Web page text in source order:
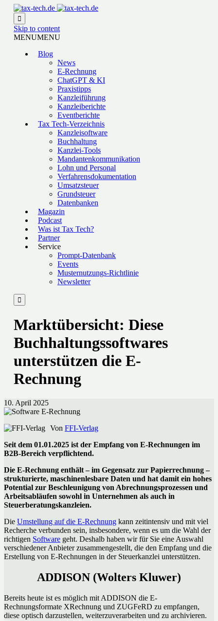

Skip to content
MENUMENU
Blog
News
E-Rechnung
ChatGPT & KI
Praxistipps
Kanzleiführung
Kanzleiberichte
Eventberichte
Tax Tech-Verzeichnis
Kanzleisoftware
Buchhaltung
Kanzlei-Tools
Mandantenkommunikation
Lohn und Personal
Verfahrensdokumentation
Umsatzsteuer
Grundsteuer
Datenbanken
Magazin
Podcast
Was ist Tax Tech?
Partner
Service
Prompt-Datenbank
Events
Musternutzungs-Richtlinie
Newsletter

Marktübersicht: Diese
Buchhaltungssoftwares
unterstützen die E-
Rechnung
10. April 2025
Von FFI-Verlag
Seit dem 01.01.2025 ist der Empfang von E-Rechnungen im
B2B-Bereich verpflichtend.
Die E-Rechnung enthält – im Gegensatz zur Papierrechnung –
strukturierte, maschinenlesbare Daten und hat damit ein hohes
Potential zur Beschleunigung von Abrechnungsprozessen und
Arbeitsabläufen sowohl in Unternehmen als auch in
Steuerberatungskanzleien.
Die Umstellung auf die E-Rechnung kann zeitintensiv und mit viel
Recherche verbunden sein, insbesondere, wenn es um die Wahl der
richtigen Software geht. Deshalb haben wir für Sie eine Auswahl
verschiedener Anbieter zusammengestellt, die den Empfang und die
Erstellung von E-Rechnungen in der Steuerkanzlei unterstützen.
ADDISON (Wolters Kluwer)
Bereits heute ist es möglich mit ADDISON die E-
Rechnungsformate XRechnung und ZUGFeRD zu empfangen,
diese optisch darzustellen, weiterzuverarbeiten und zu archivieren.